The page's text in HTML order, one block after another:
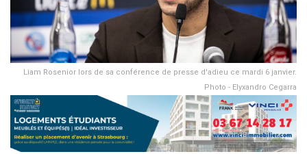
Liam Rosenior lors de sa conférence de presse d'adieu ce mardi 6 janvier.
Photo - Elyxandro Cegarra